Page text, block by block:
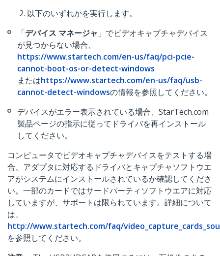
以下のいずれかを実行します。
「デバイス マネージャ 」でビデオキャプチャデバイス
が見つからない場合、
https://www.startech.com/en-us/faq/pci-pcie-
cannot-boot-os-or-detect-windows
またはhttps://www.startech.com/en-us/faq/usb-
cannot-detect-windowsの情報を参照してください。
デバイスがエラー表示されている場合、StarTech.com
製品ページの指示に従ってドライバを再インストール
してください。
コンピュータでビデオキャプチャデバイスをテストする場
合、アダプタに対応するドライバとキャプチャソフトウエ
アがシステムにインストールされているか確認してくださ
い。一部のカードではサードパーティソフトウエアに対応
していますが、サポートは限られています。詳細について
は、
http://www.startech.com/faq/
を参照してください。